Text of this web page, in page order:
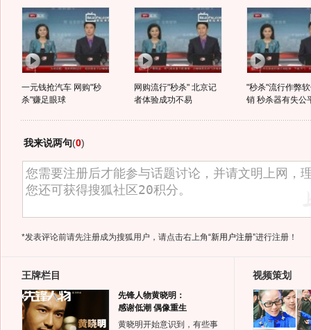
一元钱抢汽车 网购"秒
杀"赚足眼球
网购流行"秒杀" 北京记
者体验成功不易
"秒杀"流行作弊
销 秒杀器有失公
我来说两句(0)
*发表评论前请先注册成为搜狐用户，请点击右上角“新用户注册”进行注册！
王牌栏目
先锋人物黄晓明：
感谢低潮 偶像重生
黄晓明开始意识到，有些事
视频策划